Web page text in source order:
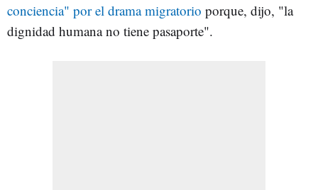
conciencia" por el drama migratorio porque, dijo, "la
dignidad humana no tiene pasaporte".